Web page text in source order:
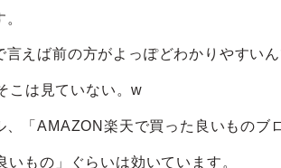
言えば前の方がよっぽどわかりやすいん
こは見ていない。w
、「AMAZON楽天で買った良いものブ
いもの」ぐらいは効いています。